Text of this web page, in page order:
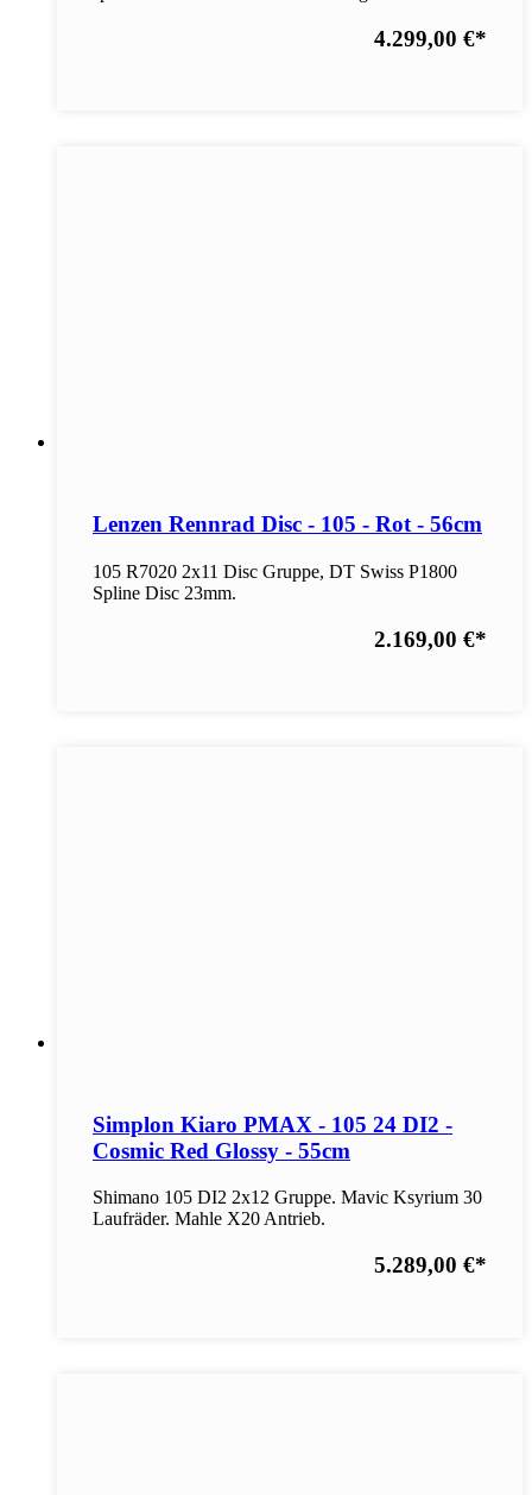
4.299,00 €*
Lenzen Rennrad Disc - 105 - Rot - 56cm
105 R7020 2x11 Disc Gruppe, DT Swiss P1800
Spline Disc 23mm.
2.169,00 €*
Simplon Kiaro PMAX - 105 24 DI2 -
Cosmic Red Glossy - 55cm
Shimano 105 DI2 2x12 Gruppe. Mavic Ksyrium 30
Laufräder. Mahle X20 Antrieb.
5.289,00 €*